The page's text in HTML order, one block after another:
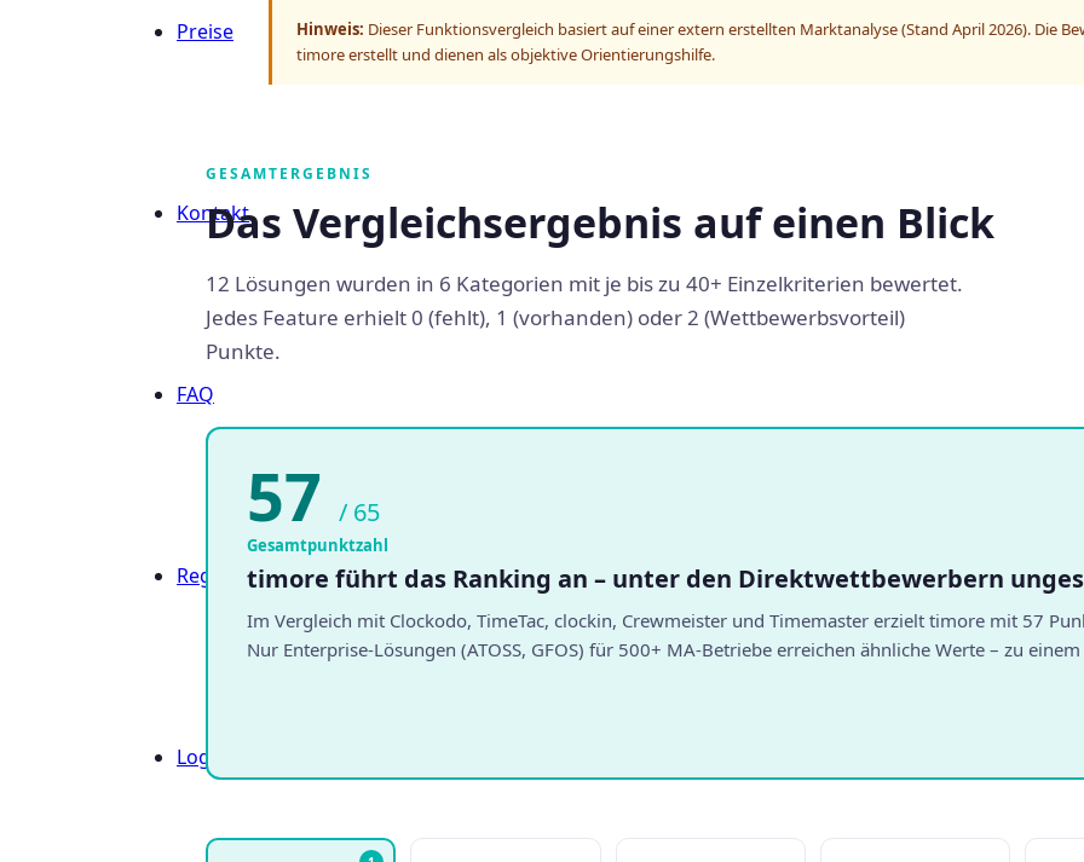
Preise
Kontakt
FAQ
Registrieren
Login
Hinweis: Dieser Funktionsvergleich basiert auf einer extern erstellten Marktanalyse (Stand April 2026). Die
timore erstellt und dienen als objektive Orientierungshilfe.
GESAMTERGEBNIS
Das Vergleichsergebnis auf einen Blick
12 Lösungen wurden in 6 Kategorien mit je bis zu 40+ Einzelkriterien bewertet.
Jedes Feature erhielt 0 (fehlt), 1 (vorhanden) oder 2 (Wettbewerbsvorteil)
Punkte.
57 / 65
Gesamtpunktzahl
timore führt das Ranking an – unter den Direktwettbewerbern
Im Vergleich mit Clockodo, TimeTac, clockin, Crewmeister und Timemaster erzielt timore mit 57
Nur Enterprise-Lösungen (ATOSS, GFOS) für 500+ MA-Betriebe erreichen ähnliche Werte – zu